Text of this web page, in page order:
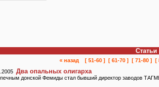
« назад [ 51-60 ] [ 61-70 ] [ 71-80 ] [
Два опальных олигарха
донской Фемиды стал бывший директор заводов